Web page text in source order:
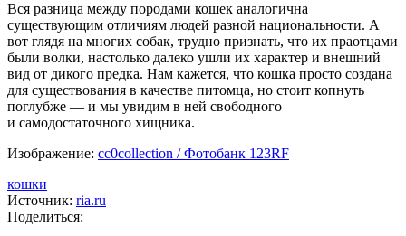
Вся разница между породами кошек аналогична
существующим отличиям людей разной национальности. А
вот глядя на многих собак, трудно признать, что их праотцами
были волки, настолько далеко ушли их характер и внешний
вид от дикого предка. Нам кажется, что кошка просто создана
для существования в качестве питомца, но стоит копнуть
поглубже — и мы увидим в ней свободного
и самодостаточного хищника.
Изображение: cc0collection / Фотобанк 123RF
кошки
Источник: ria.ru
Поделиться: